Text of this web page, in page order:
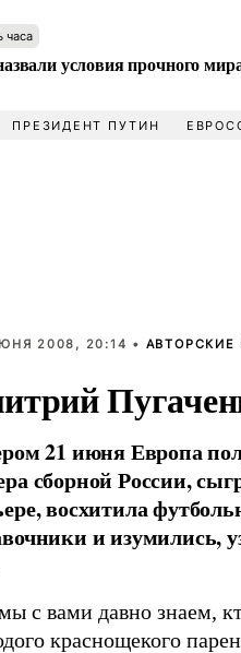
часа
условия прочного
ПРЕЗИДЕНТ ПУТИН
2008, 20:14 • АВТОРСКИЕ
21 июня Европа
сборной России,
восхитила
и изумились,
с вами давно знаем,
краснощекого